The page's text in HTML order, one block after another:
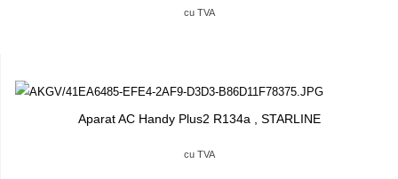
cu TVA
Aparat AC Handy Plus2 R134a , STARLINE
cu TVA